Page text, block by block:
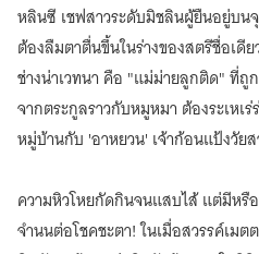
เล่ม
2
ม่
เ
ที่
ท้
ห
หลินซี เชฟสาวระดับมิชลินผู้ยืนอยู่บน
ต้องลืมตาตื่นขึ้นในร่างของสตรีชื่อเดี
ช่างน่าเวทนา คือ "แม่ม่ายลูกติด" ที่ถู
จากตระกูลราวกับหมูหมา ต้องระเหเ
หมู่บ้านกับ 'อาหยวน' เจ้าก้อนแป้งวัย
ความหิวโหยกัดกินจนแสบไส้ แต่มีหรื
จำนนต่อโชคชะตา! ในเมื่อสวรรค์เม